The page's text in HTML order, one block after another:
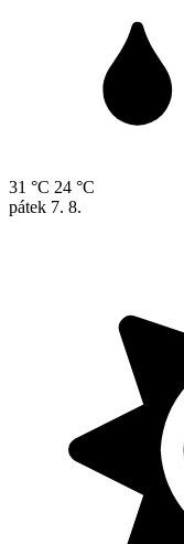
31 °C 24 °C
pátek 7. 8.